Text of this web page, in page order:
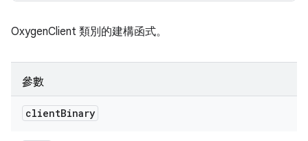
OxygenClient 類別的建構函式。
參數
clientBinary